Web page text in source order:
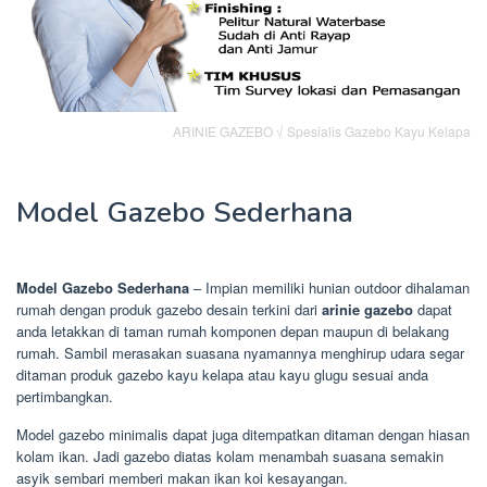
ARINIE GAZEBO √ Spesialis Gazebo Kayu Kelapa
Model Gazebo Sederhana
Model Gazebo Sederhana – Impian memiliki hunian outdoor dihalaman
rumah dengan produk gazebo desain terkini dari arinie gazebo dapat
anda letakkan di taman rumah komponen depan maupun di belakang
rumah. Sambil merasakan suasana nyamannya menghirup udara segar
ditaman produk gazebo kayu kelapa atau kayu glugu sesuai anda
pertimbangkan.
Model gazebo minimalis dapat juga ditempatkan ditaman dengan hiasan
kolam ikan. Jadi gazebo diatas kolam menambah suasana semakin
asyik sembari memberi makan ikan koi kesayangan.